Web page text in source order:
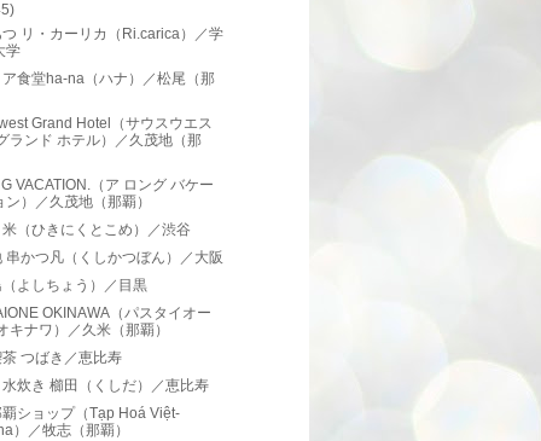
リ・カーリカ（Ri.carica）／学
学
食堂ha-na（ハナ）／松尾（那
Grand Hotel（サウスウエス
ランド ホテル）／久茂地（那
VACATION.（ア ロング バケー
ン）／久茂地（那覇）
（ひきにくとこめ）／渋谷
串かつ凡（くしかつぼん）／大阪
よしちょう）／目黒
OKINAWA（パスタイオー
キナワ）／久米（那覇）
つばき／恵比寿
炊き 櫛田（くしだ）／恵比寿
ショップ（Tạp Hoá Việt-
）／牧志（那覇）